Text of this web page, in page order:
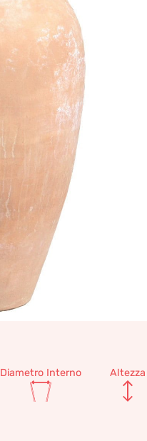
Diametro Interno Altezza